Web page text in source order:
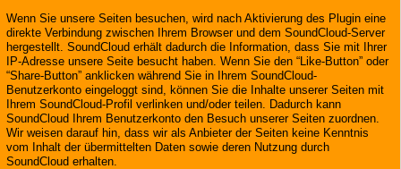
Wenn Sie unsere Seiten besuchen, wird nach Aktivierung des Plugin eine
direkte Verbindung zwischen Ihrem Browser und dem SoundCloud-Server
hergestellt. SoundCloud erhält dadurch die Information, dass Sie mit Ihrer
IP-Adresse unsere Seite besucht haben. Wenn Sie den “Like-Button” oder
“Share-Button” anklicken während Sie in Ihrem SoundCloud-
Benutzerkonto eingeloggt sind, können Sie die Inhalte unserer Seiten mit
Ihrem SoundCloud-Profil verlinken und/oder teilen. Dadurch kann
SoundCloud Ihrem Benutzerkonto den Besuch unserer Seiten zuordnen.
Wir weisen darauf hin, dass wir als Anbieter der Seiten keine Kenntnis
vom Inhalt der übermittelten Daten sowie deren Nutzung durch
SoundCloud erhalten.